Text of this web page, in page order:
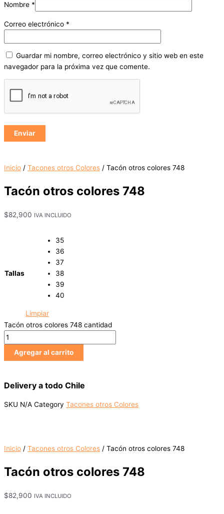
Nombre *
Correo electrónico *
Guardar mi nombre, correo electrónico y sitio web en este
navegador para la próxima vez que comente.
Inicio / Tacones otros Colores / Tacón otros colores 748
Tacón otros colores 748
$82,900 IVA INCLUIDO
Tallas
35
36
37
38
39
40
Limpiar
Tacón otros colores 748 cantidad
Agregar al carrito
Delivery a todo Chile
SKU N/A Category Tacones otros Colores
Inicio / Tacones otros Colores / Tacón otros colores 748
Tacón otros colores 748
$82,900 IVA INCLUIDO